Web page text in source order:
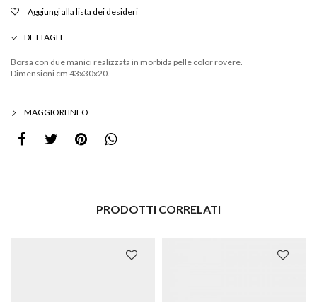
€245,00.
€147,00.
Aggiungi alla lista dei desideri
DETTAGLI
Borsa con due manici realizzata in morbida pelle color rovere.
Dimensioni cm 43x30x20.
MAGGIORI INFO
PRODOTTI CORRELATI